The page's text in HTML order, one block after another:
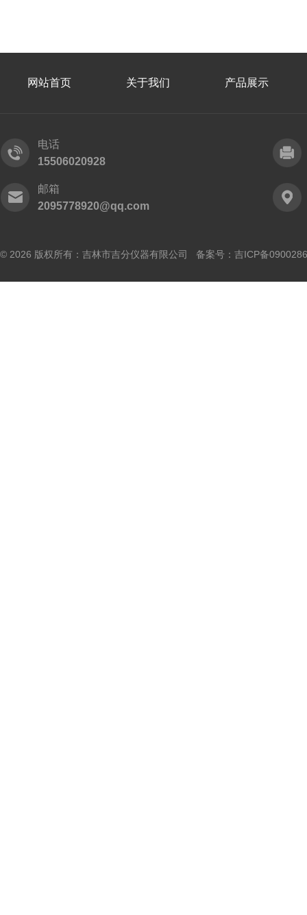
网站首页 关于我们 产品展示
电话
15506020928
邮箱
2095778920@qq.com
© 2026 版权所有：吉林市吉分仪器有限公司 备案号： 吉ICP备